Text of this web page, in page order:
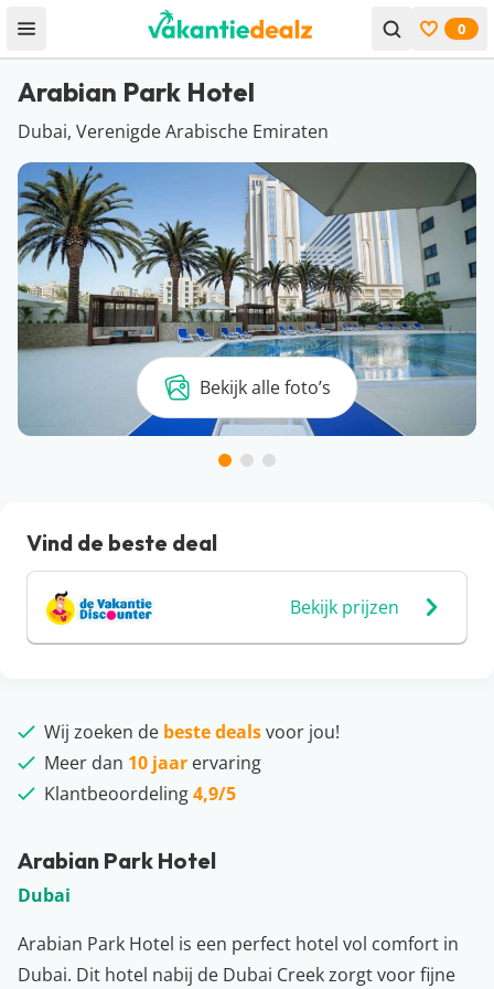
Open menu Bekijk
0
Arabian Park Hotel
Dubai, Verenigde Arabische Emiraten
Bekijk alle foto’s
Arabian Park Hotel
Dubai
Arabian Park Hotel is een perfect hotel vol comfort in
Dubai. Dit hotel nabij de Dubai Creek zorgt voor fijne
Vind de beste deal
Bekijk prijzen
Wij zoeken de beste dealsvoor jou!
Meer dan 10 jaar ervaring
Klantbeoordeling4,9/5